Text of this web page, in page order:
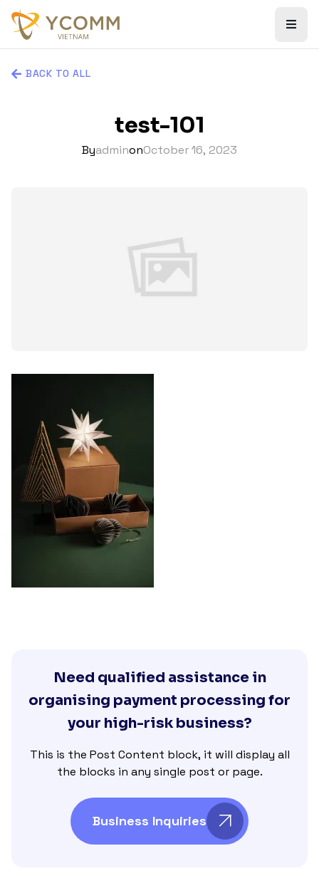
BACK TO ALL
test-101
ByadminonOctober 16, 2023
Need qualified assistance in
organising payment processing for
your high-risk business?
This is the Post Content block, it will display all
the blocks in any single post or page.
Business Inquiries